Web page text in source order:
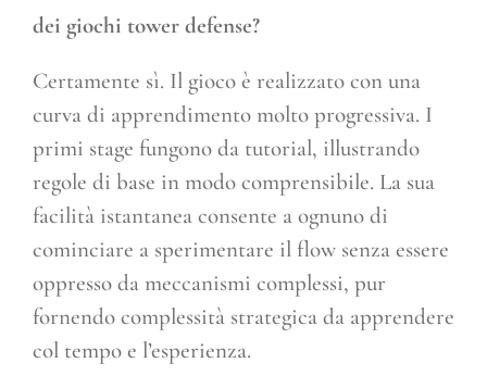
dei giochi tower defense?
Certamente sì. Il gioco è realizzato con una
curva di apprendimento molto progressiva. I
primi stage fungono da tutorial, illustrando
regole di base in modo comprensibile. La sua
facilità istantanea consente a ognuno di
cominciare a sperimentare il flow senza essere
oppresso da meccanismi complessi, pur
fornendo complessità strategica da apprendere
col tempo e l’esperienza.